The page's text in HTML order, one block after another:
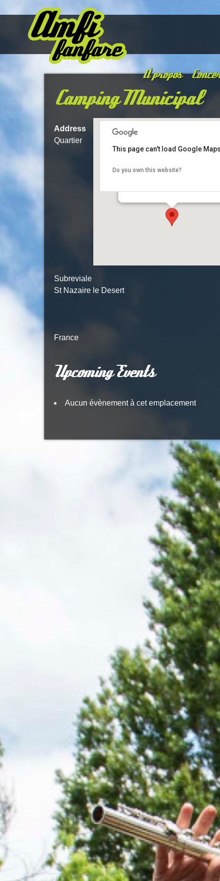
À propos
Camping Municipal
This page can't load Google
Do you own this website?
Address
Quartier
Subreviale
St Nazaire le Desert
France
Upcoming Events
Aucun évènement à cet emplacement